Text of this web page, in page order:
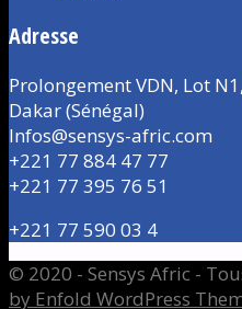
Adresse
Prolongement VDN, Lot
Dakar (Sénégal)
Infos@sensys-afric.com
+221 77 884 47 77
+221 77 395 76 51
+221 77 590 03 4
© 2020 - Sensys Afric -
by Enfold WordPress